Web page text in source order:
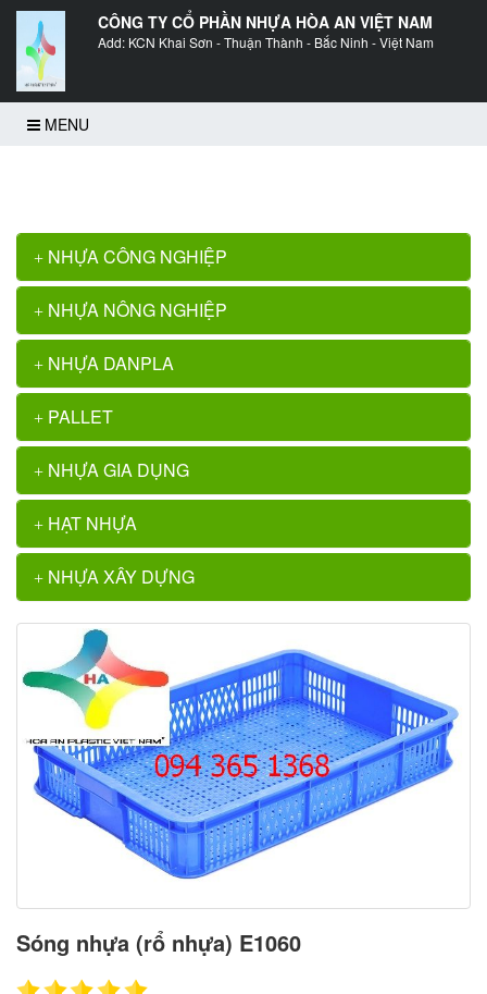
CÔNG TY CỔ PHẦN NHỰA HÒA AN VIỆT NAM
Add: KCN Khai Sơn - Thuận Thành - Bắc Ninh - Việt Nam
MENU
NHỰA CÔNG NGHIỆP
NHỰA NÔNG NGHIỆP
NHỰA DANPLA
PALLET
NHỰA GIA DỤNG
HẠT NHỰA
NHỰA XÂY DỰNG
Sóng nhựa (rổ nhựa) E1060